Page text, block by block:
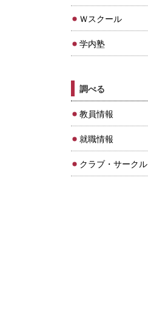
Ｗスクール
学内塾
調べる
教員情報
就職情報
クラブ・サークル